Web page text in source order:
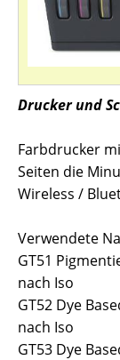
Drucker und
Farbdrucker
Seiten die
Wireless /
Verwendete
GT51
nach Iso
GT52 Dye
nach Iso
GT53 Dye